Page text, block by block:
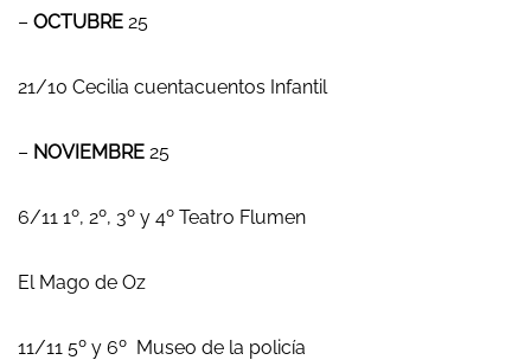
– OCTUBRE 25
21/10 Cecilia cuentacuentos Infantil
– NOVIEMBRE 25
6/11 1º, 2º, 3º y 4º Teatro Flumen
El Mago de Oz
11/11 5º y 6º Museo de la policía